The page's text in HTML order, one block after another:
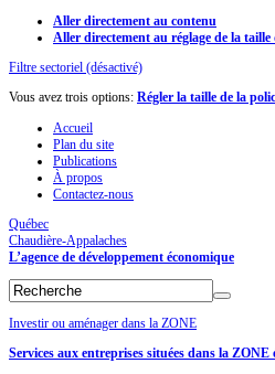
Aller directement au contenu
Aller directement au réglage de la taille
Filtre sectoriel (désactivé)
Vous avez trois options: Régler la taille de la
Accueil
Plan du site
Publications
À propos
Contactez-nous
Québec
Chaudière-Appalaches
L’agence de développement économique
Investir ou aménager dans la ZONE
Services aux entreprises situées dans la ZONE